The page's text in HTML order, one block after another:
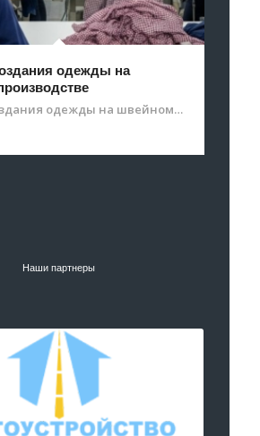
одежды на
одежды на швейном…
Наши партнеры